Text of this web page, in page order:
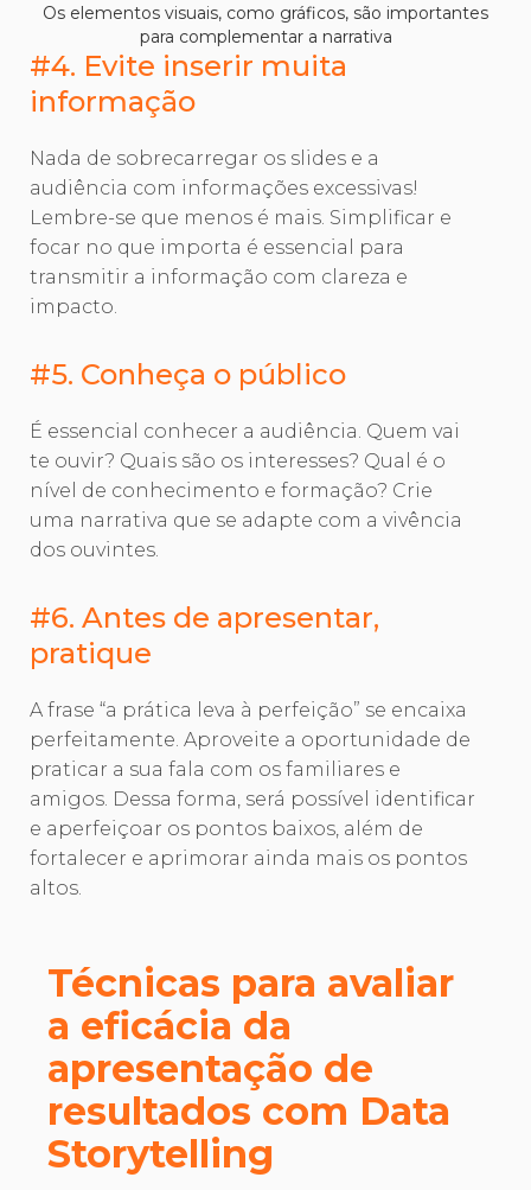
Os elementos visuais, como gráficos, são importantes
para complementar a narrativa
#4. Evite inserir muita
informação
Nada de sobrecarregar os slides e a
audiência com informações excessivas!
Lembre-se que menos é mais. Simplificar e
focar no que importa é essencial para
transmitir a informação com clareza e
impacto.
#5. Conheça o público
É essencial conhecer a audiência. Quem vai
te ouvir? Quais são os interesses? Qual é o
nível de conhecimento e formação? Crie
uma narrativa que se adapte com a vivência
dos ouvintes.
#6. Antes de apresentar,
pratique
A frase “a prática leva à perfeição” se encaixa
perfeitamente. Aproveite a oportunidade de
praticar a sua fala com os familiares e
amigos. Dessa forma, será possível identificar
e aperfeiçoar os pontos baixos, além de
fortalecer e aprimorar ainda mais os pontos
altos.
Técnicas para avaliar
a eficácia da
apresentação de
resultados com Data
Storytelling